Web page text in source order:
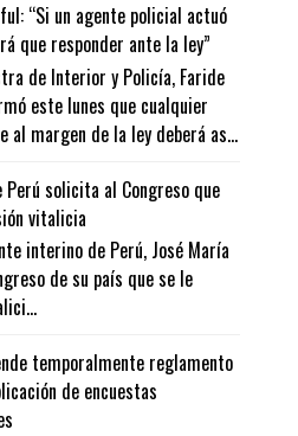
“Si un agente policial actuó
que responder ante la ley”
de Interior y Policía, Faride
este lunes que cualquier
al margen de la ley deberá as...
solicita al Congreso que
vitalicia
interino de Perú, José María
de su país que se le
temporalmente reglamento
de encuestas